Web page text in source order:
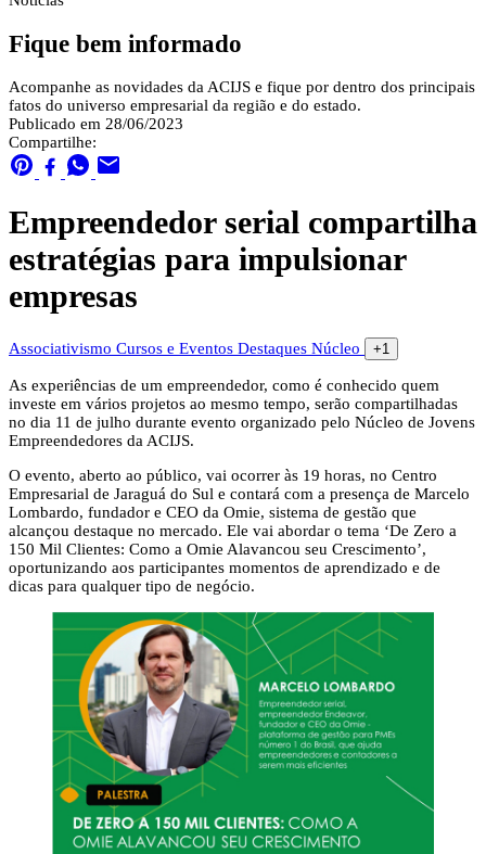
Fique bem informado
Acompanhe as novidades da ACIJS e fique por dentro dos principais
fatos do universo empresarial da região e do estado.
Publicado em 28/06/2023
Compartilhe:
Empreendedor serial compartilha
estratégias para impulsionar
empresas
Associativismo Cursos e Eventos Destaques Núcleo +1
As experiências de um empreendedor, como é conhecido quem
investe em vários projetos ao mesmo tempo, serão compartilhadas
no dia 11 de julho durante evento organizado pelo Núcleo de Jovens
Empreendedores da ACIJS.
O evento, aberto ao público, vai ocorrer às 19 horas, no Centro
Empresarial de Jaraguá do Sul e contará com a presença de Marcelo
Lombardo, fundador e CEO da Omie, sistema de gestão que
alcançou destaque no mercado. Ele vai abordar o tema ‘De Zero a
150 Mil Clientes: Como a Omie Alavancou seu Crescimento’,
oportunizando aos participantes momentos de aprendizado e de
dicas para qualquer tipo de negócio.